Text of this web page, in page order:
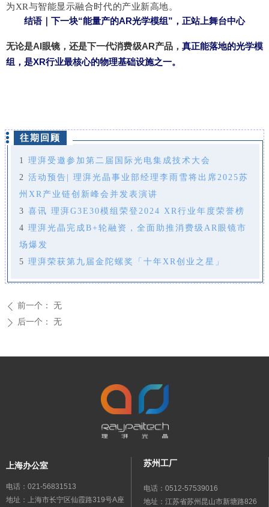
为XR与智能显示融合时代的产业新高地。
结语｜下一块“能量产的AR光学模组”，正站上舞台中心
无论是AI眼镜，还是下一代消费级AR产品， 真正能落地的光学模
组，是XR行业最核心的物理基础设施之一。
往期回顾
1 理湃受邀参加第二届国际光电集成技术大会
2 活动预告| 理湃光晶事业部经理李雨雪将出席2025苏
州XR产业链创新峰会并发表演讲
3 喜讯 理湃G3E30模组荣登2024 XR行业年度荣誉榜
4 理湃光晶完成B+轮融资，全面助推消费级AR眼镜市
场爆发
5 理湃荣获第九届金陀螺奖「十年XR创业之星」
ꄴ 前一个： 无
ꄲ 后一个： 无
上海办公室
电话：021-56831513
地址：上海市长宁区仙霞路319号A座
苏州工厂
电话：0512-57539016
地址：江苏省苏州昆山市新塘路826